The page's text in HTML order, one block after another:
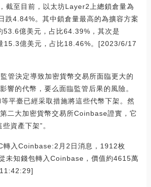
截至目前，以太坊Layer2上總鎖倉量為
跌4.84%。其中鎖倉量最高的為擴容方案
億美元，占比64.39%，其次是
15.3億美元，占比18.46%。[2023/6/17
管決定導致加密貨幣交易所面臨更大的
響的代幣，要么面臨監管后果的風險。
平臺已經采取措施將這些代幣下架。然
二大加密貨幣交易所Coinbase證實，它
資產下架”。
轉入Coinbase:2月2日消息，1912枚
未知錢包轉入Coinbase，價值約4615萬